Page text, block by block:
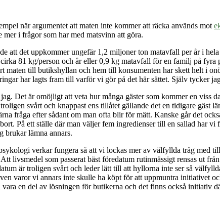
när argumentet att maten inte kommer att räcka används mot
i frågor som har med matsvinn att göra.
att det uppkommer ungefär 1,2 miljoner ton matavfall per år i
81 kg/person och år eller 0,9 kg matavfall för en familj på
till butikshyllan och hem till konsumenten har skett helt i
har lagts fram till varför vi gör på det här sättet. Själv tycker
Det är omöjligt att veta hur många gäster som kommer en viss
svårt och knappast ens tillåtet gällande det en tidigare gäst
fråga efter sådant om man ofta blir för mätt. Kanske går det
På ett ställe där man väljer fem ingredienser till en sallad har vi
brukar lämna annars.
verkar fungera så att vi lockas mer av välfyllda tråg med
livsmedel som passerat bäst föredatum rutinmässigt rensas ut
är troligen svårt och leder lätt till att hyllorna inte ser så
varor vi annars inte skulle ha köpt för att uppmuntra initiativet
en del av lösningen för butikerna och det finns också initiativ